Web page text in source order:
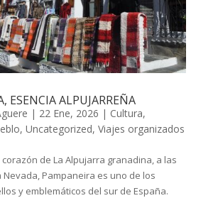
ESENCIA ALPUJARREÑA
| 22 Ene, 2026 | Cultura,
, Uncategorized, Viajes organizados
de La Alpujarra granadina, a las
Pampaneira es uno de los
y emblemáticos del sur de España.